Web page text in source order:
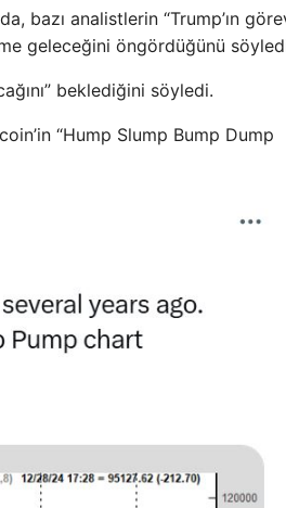
bazı analistlerin “Trump’ın
geleceğini öngördüğünü
beklediğini söyledi.
“Hump Slump Bump Dump